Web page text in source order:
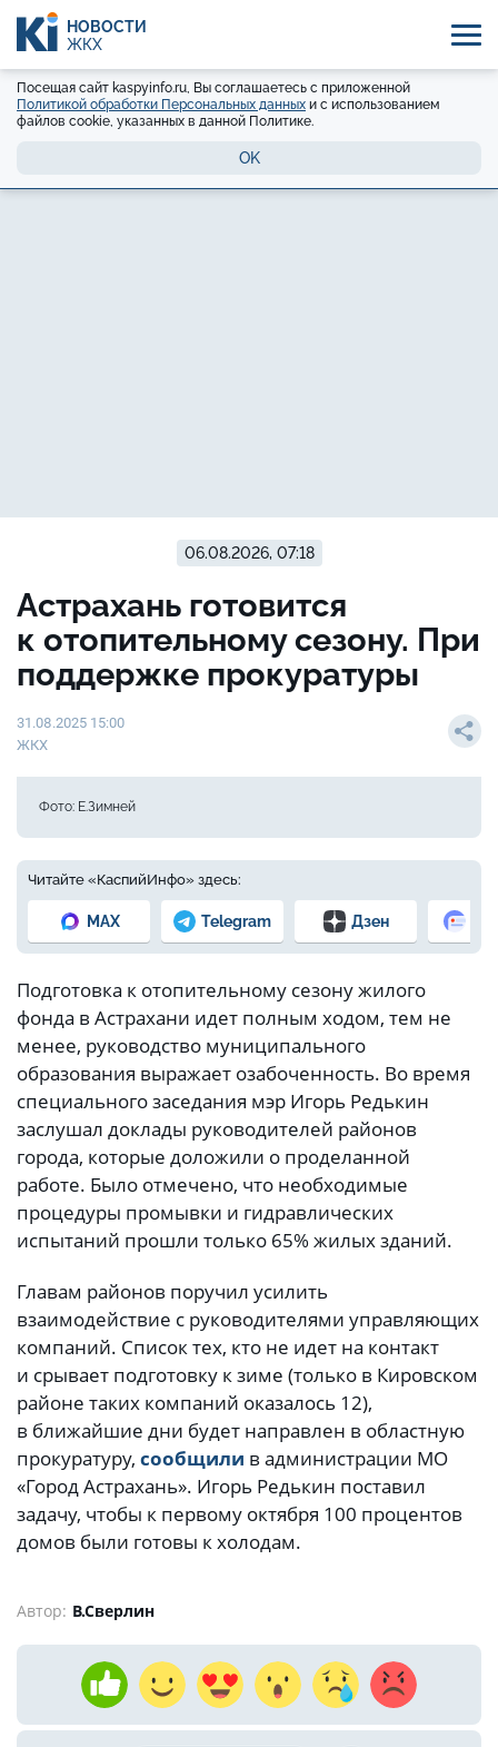
НОВОСТИ
ЖКХ
Посещая сайт kaspyinfo.ru, Вы соглашаетесь с приложенной
Политикой обработки Персональных данных и с использованием
файлов cookie, указанных в данной Политике.
OK
06.08.2026, 07:18
Астрахань готовится
к отопительному сезону. При
поддержке прокуратуры
31.08.2025 15:00
ЖКХ
Фото: Е.Зимней
Читайте «КаспийИнфо» здесь:
MAX Telegram Дзен
Подготовка к отопительному сезону жилого
фонда в Астрахани идет полным ходом, тем не
менее, руководство муниципального
образования выражает озабоченность. Во время
специального заседания мэр Игорь Редькин
заслушал доклады руководителей районов
города, которые доложили о проделанной
работе. Было отмечено, что необходимые
процедуры промывки и гидравлических
испытаний прошли только 65% жилых зданий.
Главам районов поручил усилить
взаимодействие с руководителями управляющих
компаний. Список тех, кто не идет на контакт
и срывает подготовку к зиме (только в Кировском
районе таких компаний оказалось 12),
в ближайшие дни будет направлен в областную
прокуратуру, сообщили в администрации МО
«Город Астрахань». Игорь Редькин поставил
задачу, чтобы к первому октября 100 процентов
домов были готовы к холодам.
Автор: В.Сверлин